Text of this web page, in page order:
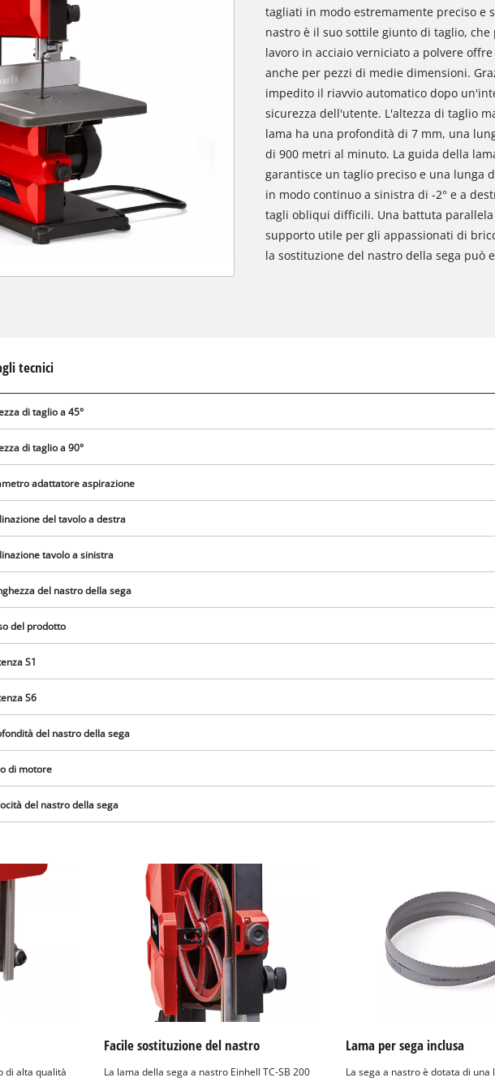
This content is not permitted to load due
visitor. The website owner needs to setup
tagliati in modo estremamente preciso e
nastro è il suo sottile giunto di taglio,
lavoro in acciaio verniciato a polvere
anche per pezzi di medie dimensioni.
impedito il riavvio automatico dopo
sicurezza dell'utente. L'altezza di taglio
lama ha una profondità di 7 mm, una
di 900 metri al minuto. La guida della
garantisce un taglio preciso e una lunga
in modo continuo a sinistra di -2° e a
tagli obliqui difficili. Una battuta
supporto utile per gli appassionati di
la sostituzione del nastro della sega può
tecnici
di taglio a 45°
di taglio a 90°
adattatore aspirazione
del tavolo a destra
tavolo a sinistra
del nastro della sega
del prodotto
S1
S6
del nastro della sega
di motore
del nastro della sega
di alta qualità
Facile sostituzione del nastro
La lama della sega a nastro Einhell TC-SB 200
Lama per sega inclusa
La sega a nastro è dotata di una